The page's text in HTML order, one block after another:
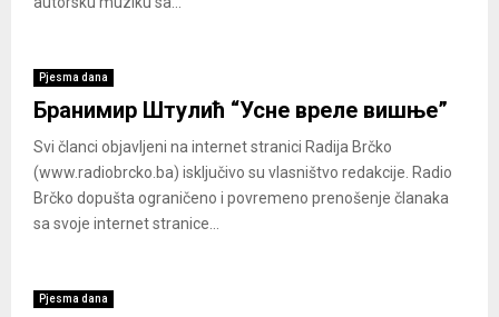
Pjesma dana
Бранимир Штулић “Усне вреле вишње”
Svi članci objavljeni na internet stranici Radija Brčko
(www.radiobrcko.ba) isključivo su vlasništvo redakcije. Radio
Brčko dopušta ograničeno i povremeno prenošenje članaka
sa svoje internet stranice...
Pjesma dana